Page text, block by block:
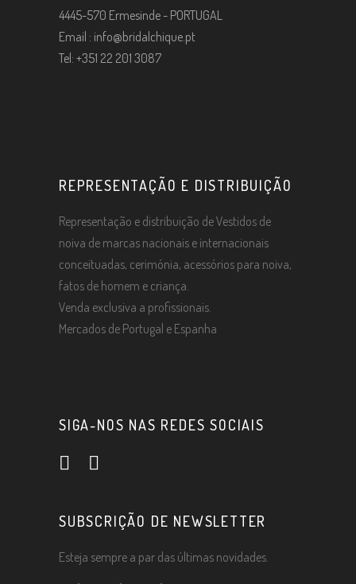
4445-570 Ermesinde - PORTUGAL
Email : info@bridalchique.pt
Tel: +351 22 201 3087
REPRESENTAÇÃO E DISTRIBUIÇÃO
Representação e distribuição de Vestidos de
noiva de marcas nacionais e internacionais
conceituadas, cerimónia, acessórios para noiva,
fatos de homem e criança.
Venda exclusiva a profissionais.
Mercados de Portugal e Espanha
SIGA-NOS NAS REDES SOCIAIS
SUBSCRIÇÃO DE NEWSLETTER
Esteja sempre a par das últimas novidades.